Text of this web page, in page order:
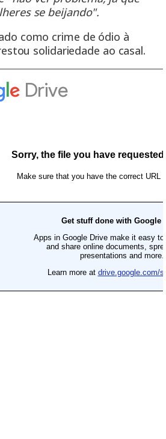
se beijando".
como crime de ódio à
solidariedade ao casal.